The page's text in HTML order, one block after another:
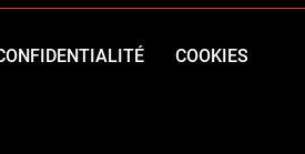
COOKIES